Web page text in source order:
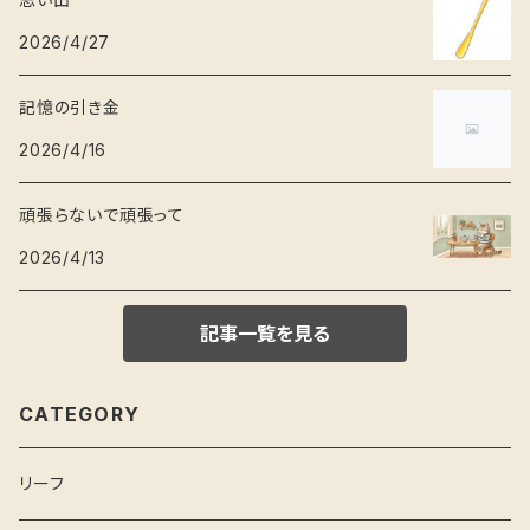
2026/4/27
記憶の引き金
2026/4/16
頑張らないで頑張って
2026/4/13
記事一覧を見る
CATEGORY
リーフ